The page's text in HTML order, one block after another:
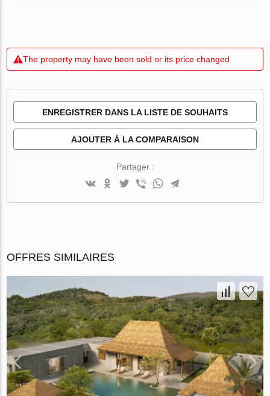
The property may have been sold or its price changed
ENREGISTRER DANS LA LISTE DE SOUHAITS
AJOUTER À LA COMPARAISON
Partager :
OFFRES SIMILAIRES